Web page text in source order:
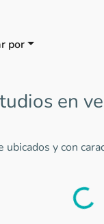
por
en
y con
Load